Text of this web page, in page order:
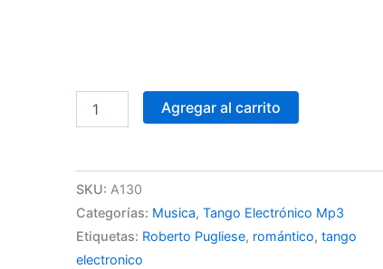
Agregar al carrito
SKU: A130
Categorías: Musica, Tango Electrónico Mp3
Etiquetas: Roberto Pugliese, romántico, tango
electronico